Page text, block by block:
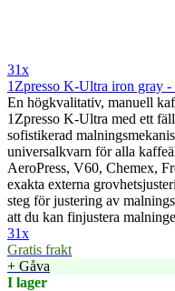
31x
1Zpresso K-Ultra iron gray -
En högkvalitativ, manuell
1Zpresso K-Ultra med ett
sofistikerad
universalkvarn för alla
AeroPress, V60, Chemex,
exakta externa
steg för justering av
att du kan finjustera
31x
Gratis frakt
+ Gåva
I lager